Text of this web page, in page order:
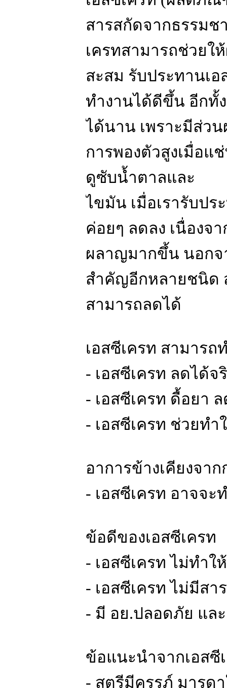
สารสกัดจากธรรม
เครทสามารถช่วย
สะสม รับประทานเ
ทำงานได้ดีขึ้น อีกทั้
ได้นาน เพราะมีส่ว
การพองตัวสูงเมื่อแ
ดูซับน้ำตาลและ
ไขมัน เมื่อเรารับป
ค่อยๆ ลดลง เนื่องจ
ผลาญมากขึ้น นอกจ
สำคัญอีกหลายชนิด
สามารถลดได้
เอสซีเครท สามาร
- เอสซีเครท ลดได้จ
- เอสซีเครท ดื้อยา
- เอสซีเครท ช่วยท
อาการข้างเคียงจา
- เอสซีเครท อาจจ
ข้อดีของเอสซีเครท
- เอสซีเครท ไม่ทำ
- เอสซีเครท ไม่มีส
- มี อย.ปลอดภัย แล
ข้อแนะนำจากเอสซี
- สตรีมีครรภ์ มารด